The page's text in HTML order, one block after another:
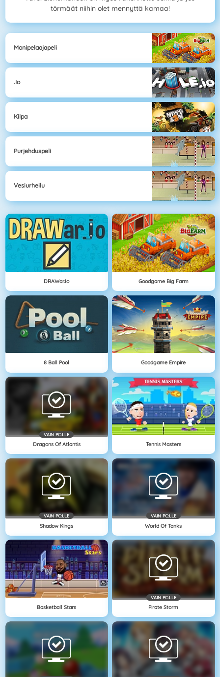
törmäät niihin olet mennyttä kamaa!
Monipelaajapeli
.io
Kilpa
Purjehduspeli
Vesiurheilu
DRAWar.io Goodgame Big Farm
8 Ball Pool Goodgame Empire
VAIN PC:LLE
Dragons Of Atlantis Tennis Masters
VAIN PC:LLE
Shadow Kings
VAIN PC:LLE
World Of Tanks
Basketball Stars
VAIN PC:LLE
Pirate Storm